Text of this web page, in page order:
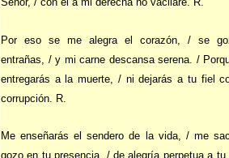
Por eso se me alegra el corazón, / se
entrañas, / y mi carne descansa serena. /
entregarás a la muerte, / ni dejarás a tu fiel
corrupción. R.
Me enseñarás el sendero de la vida, / me
gozo en tu presencia, / de alegría perpetua a tu